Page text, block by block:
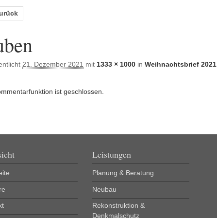
21. Dezember 2021 mit 1333 × 1000 in Weihnachtsbrief 2021
ist geschlossen.
Leistungen
Planung & Beratung
Neubau
Rekonstruktion &
Denkmalschutz